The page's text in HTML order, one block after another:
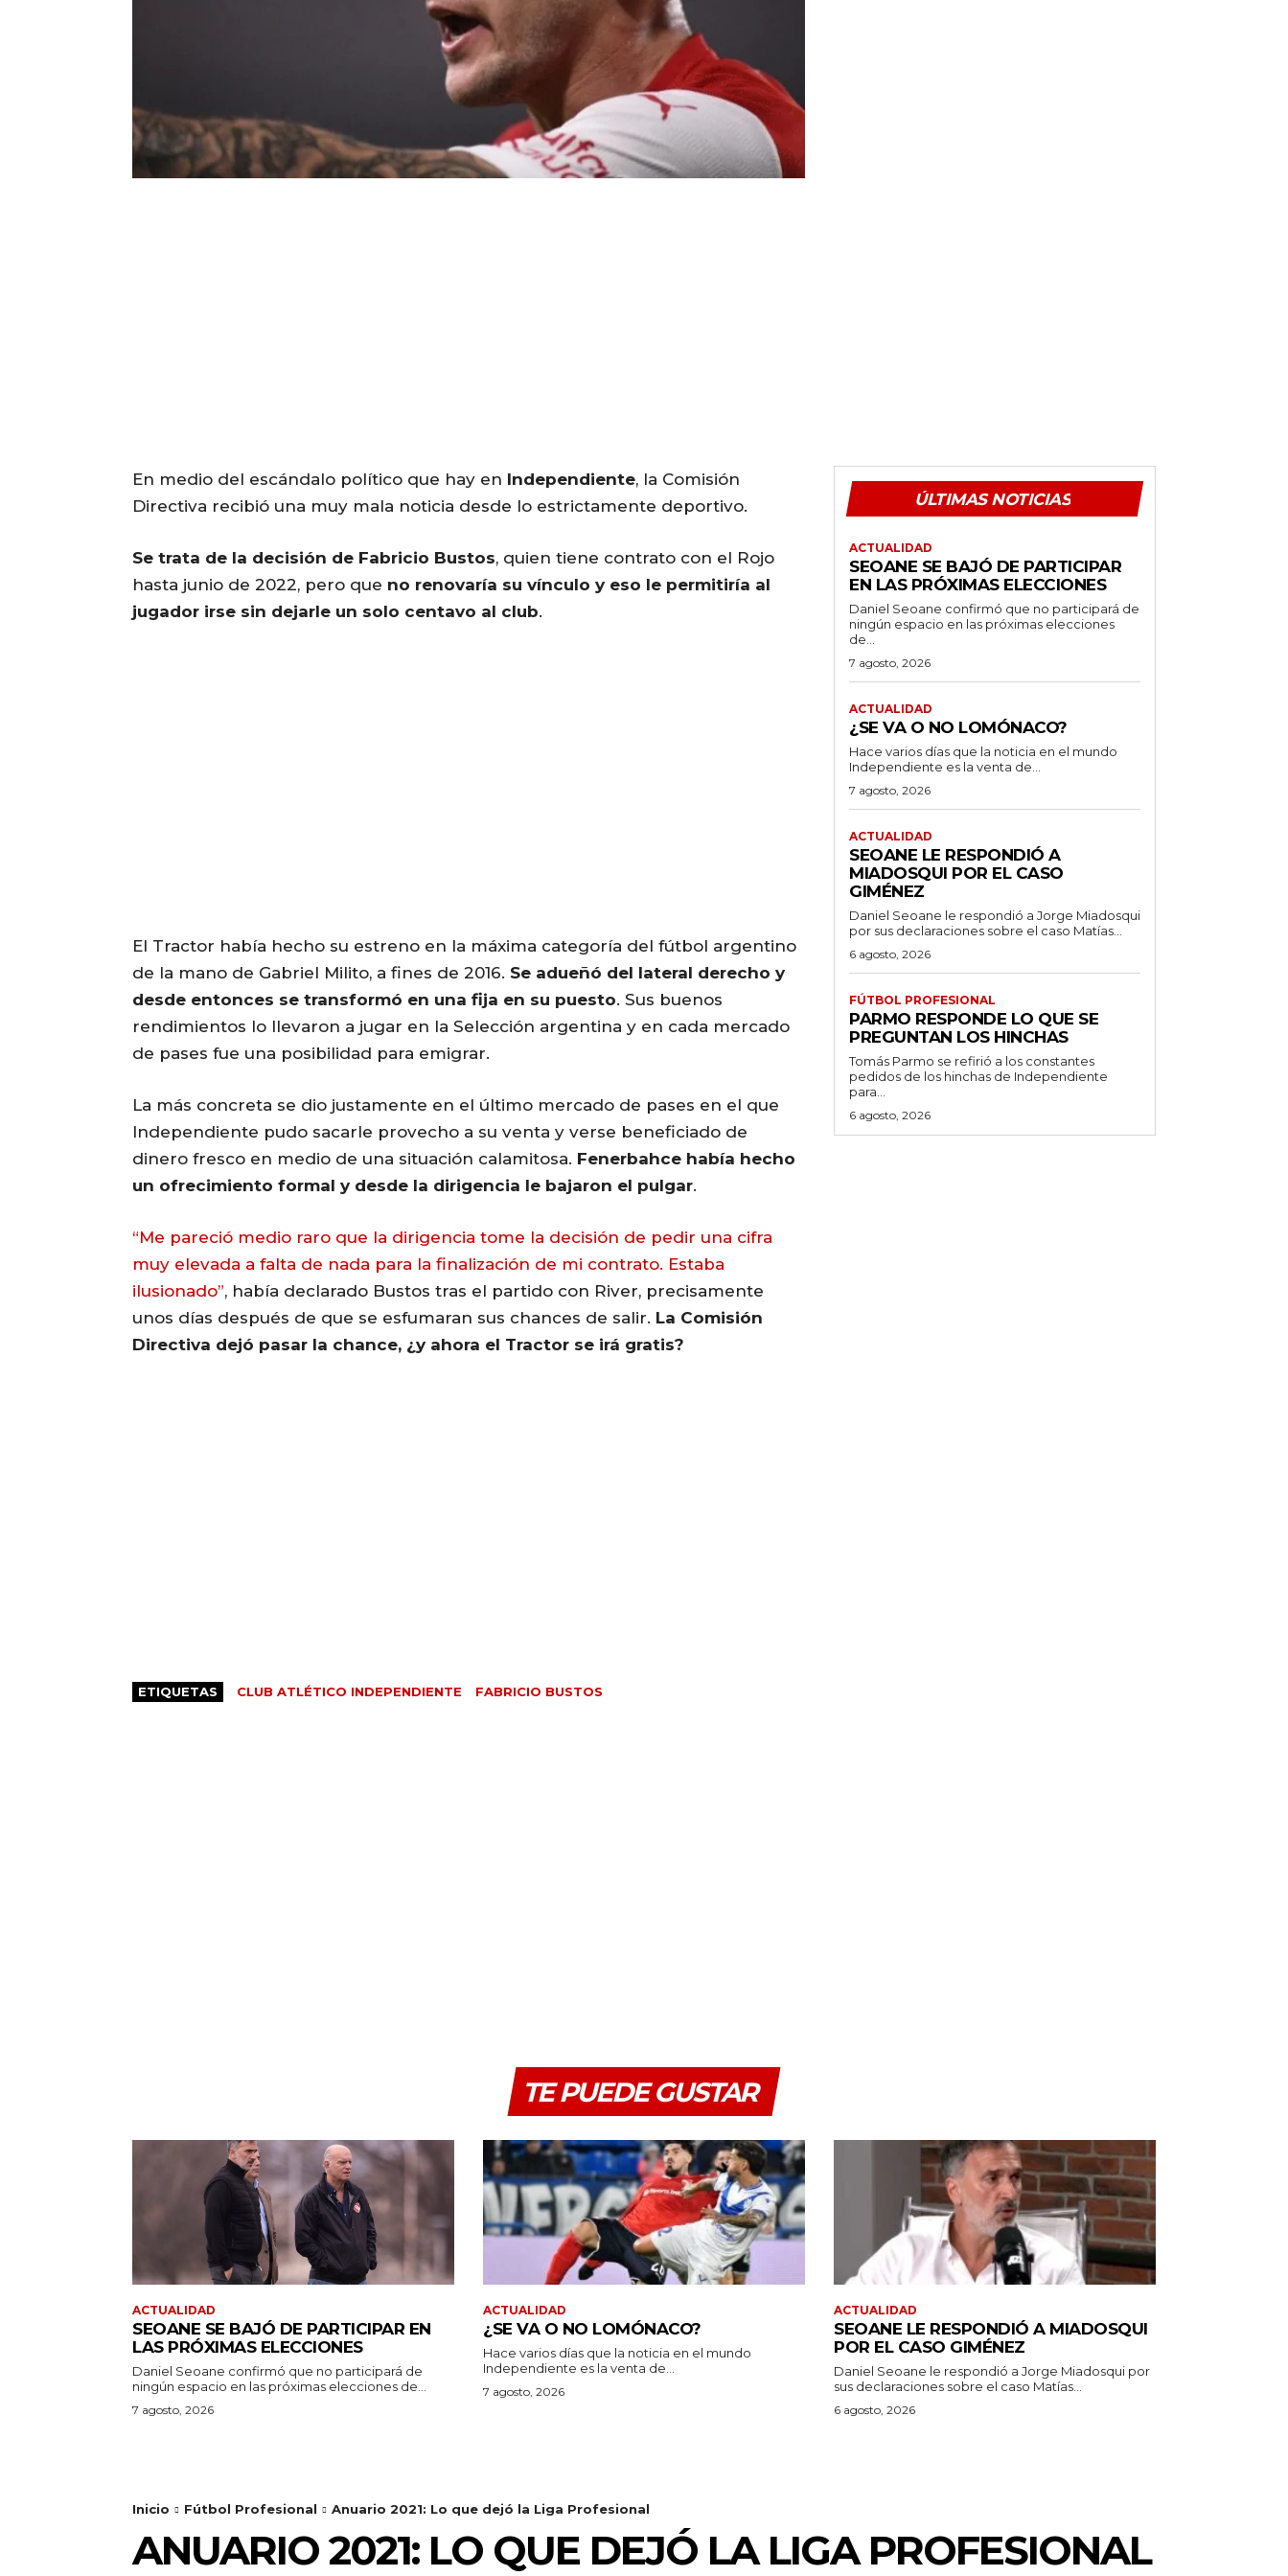
En medio del escándalo político que hay en Independiente, la Comisión
Directiva recibió una muy mala noticia desde lo estrictamente deportivo.
Se trata de la decisión de Fabricio Bustos, quien tiene contrato con el Rojo
hasta junio de 2022, pero que no renovaría su vínculo y eso le permitiría al
jugador irse sin dejarle un solo centavo al club.
El Tractor había hecho su estreno en la máxima categoría del fútbol argentino
de la mano de Gabriel Milito, a fines de 2016. Se adueñó del lateral derecho y
desde entonces se transformó en una fija en su puesto. Sus buenos
rendimientos lo llevaron a jugar en la Selección argentina y en cada mercado
de pases fue una posibilidad para emigrar.
La más concreta se dio justamente en el último mercado de pases en el que
Independiente pudo sacarle provecho a su venta y verse beneficiado de
dinero fresco en medio de una situación calamitosa. Fenerbahce había hecho
un ofrecimiento formal y desde la dirigencia le bajaron el pulgar.
“Me pareció medio raro que la dirigencia tome la decisión de pedir una cifra
muy elevada a falta de nada para la finalización de mi contrato. Estaba
ilusionado”, había declarado Bustos tras el partido con River, precisamente
unos días después de que se esfumaran sus chances de salir. La Comisión
Directiva dejó pasar la chance, ¿y ahora el Tractor se irá gratis?
ETIQUETAS CLUB ATLÉTICO INDEPENDIENTE FABRICIO BUSTOS
ÚLTIMAS NOTICIAS
ACTUALIDAD
SEOANE SE BAJÓ DE PARTICIPAR
EN LAS PRÓXIMAS ELECCIONES
Daniel Seoane confirmó que no participará de
ningún espacio en las próximas elecciones
de...
7 agosto, 2026
ACTUALIDAD
¿SE VA O NO LOMÓNACO?
Hace varios días que la noticia en el mundo
Independiente es la venta de...
7 agosto, 2026
ACTUALIDAD
SEOANE LE RESPONDIÓ A
MIADOSQUI POR EL CASO
GIMÉNEZ
Daniel Seoane le respondió a Jorge Miadosqui
por sus declaraciones sobre el caso Matías...
6 agosto, 2026
FÚTBOL PROFESIONAL
PARMO RESPONDE LO QUE SE
PREGUNTAN LOS HINCHAS
Tomás Parmo se refirió a los constantes
pedidos de los hinchas de Independiente
para...
6 agosto, 2026
TE PUEDE GUSTAR
ACTUALIDAD
SEOANE SE BAJÓ DE PARTICIPAR EN
LAS PRÓXIMAS ELECCIONES
Daniel Seoane confirmó que no participará de
ningún espacio en las próximas elecciones de...
7 agosto, 2026
ACTUALIDAD
¿SE VA O NO LOMÓNACO?
Hace varios días que la noticia en el mundo
Independiente es la venta de...
7 agosto, 2026
ACTUALIDAD
SEOANE LE RESPONDIÓ A MIADOSQUI
POR EL CASO GIMÉNEZ
Daniel Seoane le respondió a Jorge Miadosqui por
sus declaraciones sobre el caso Matías...
6 agosto, 2026